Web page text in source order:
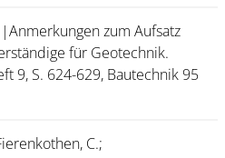
zum Aufsatz
für Geotechnik.
9, S. 624-629, Bautechnik 95
C.;